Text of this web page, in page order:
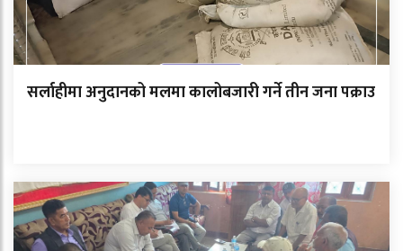
सर्लाहीमा अनुदानको मलमा कालोबजारी गर्ने तीन जना पक्राउ